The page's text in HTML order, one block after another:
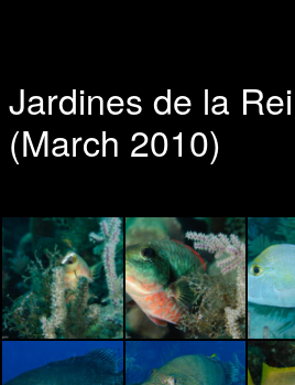
Jardines de la
(March 2010)